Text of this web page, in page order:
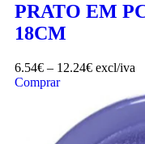
PRATO EM
18CM
6.54€ – 12.24€ excl/iva
Comprar